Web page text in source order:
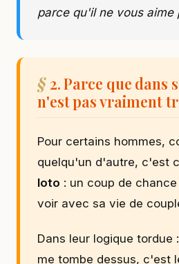
parce qu'il ne vous aime
2. Parce que dans
n'est pas vraiment
Pour certains hommes,
quelqu'un d'autre, c'est
loto : un coup de
voir avec sa vie de
Dans leur logique tordue
me tombe dessus, c'est